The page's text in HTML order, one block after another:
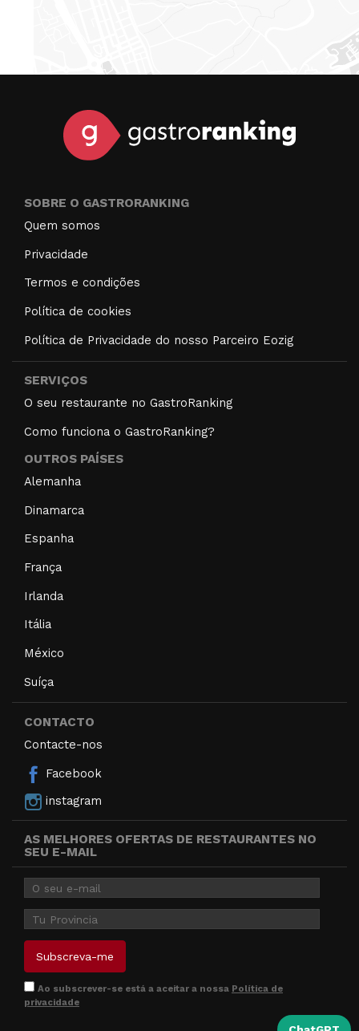
SOBRE O GASTRORANKING
Quem somos
Privacidade
Termos e condições
Política de cookies
Política de Privacidade do nosso Parceiro Eozig
SERVIÇOS
O seu restaurante no GastroRanking
Como funciona o GastroRanking?
OUTROS PAÍSES
Alemanha
Dinamarca
Espanha
França
Irlanda
Itália
México
Suíça
CONTACTO
Contacte-nos
Facebook
instagram
AS MELHORES OFERTAS DE RESTAURANTES NO
SEU E-MAIL
Ao subscrever-se está a aceitar a nossa Política de
privacidade